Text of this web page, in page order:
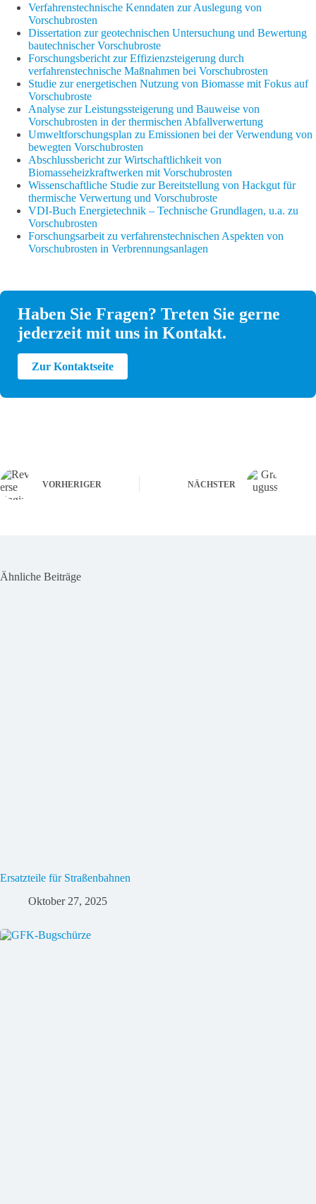
Verfahrenstechnische Kenndaten zur Auslegung von
Vorschubrosten
Dissertation zur geotechnischen Untersuchung und Bewertung
bautechnischer Vorschubroste
Forschungsbericht zur Effizienzsteigerung durch
verfahrenstechnische Maßnahmen bei Vorschubrosten
Studie zur energetischen Nutzung von Biomasse mit Fokus auf
Vorschubroste
Analyse zur Leistungssteigerung und Bauweise von
Vorschubrosten in der thermischen Abfallverwertung
Umweltforschungsplan zu Emissionen bei der Verwendung von
bewegten Vorschubrosten
Abschlussbericht zur Wirtschaftlichkeit von
Biomasseheizkraftwerken mit Vorschubrosten
Wissenschaftliche Studie zur Bereitstellung von Hackgut für
thermische Verwertung und Vorschubroste
VDI-Buch Energietechnik – Technische Grundlagen, u.a. zu
Vorschubrosten
Forschungsarbeit zu verfahrenstechnischen Aspekten von
Vorschubrosten in Verbrennungsanlagen
Haben Sie Fragen? Treten Sie gerne
jederzeit mit uns in Kontakt.
Zur Kontaktseite
VORHERIGER NÄCHSTER
Ähnliche Beiträge
Ersatzteile für Straßenbahnen
Oktober 27, 2025